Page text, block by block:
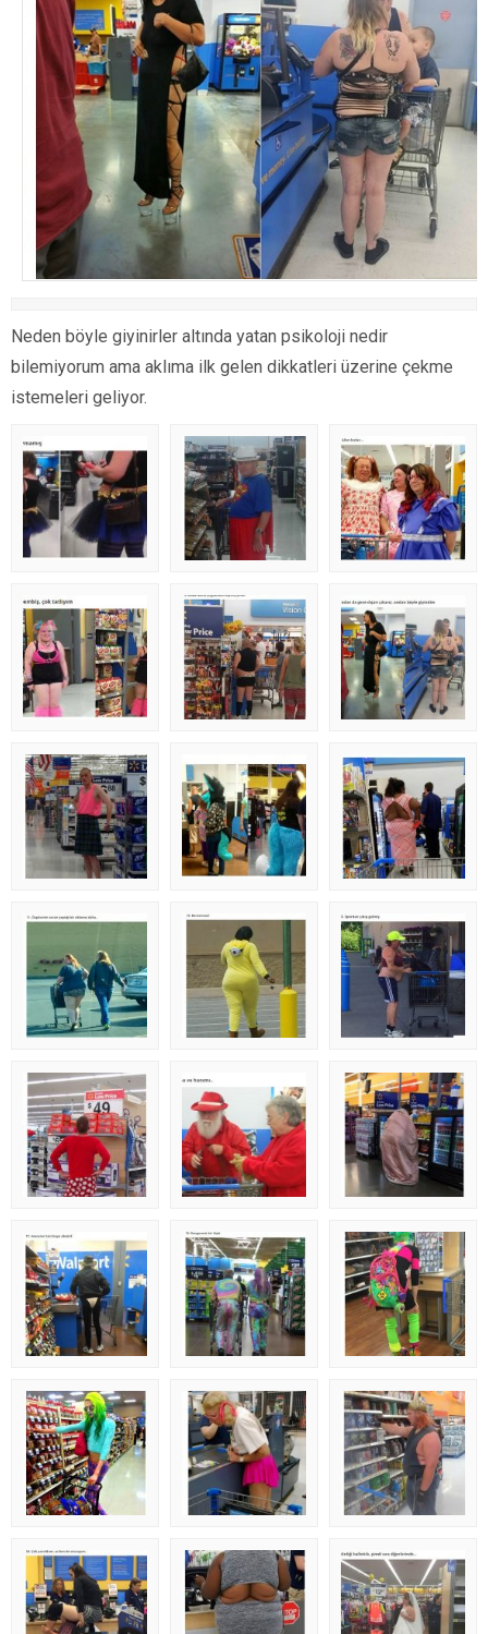
Neden böyle giyinirler altında yatan psikoloji nedir
bilemiyorum ama aklıma ilk gelen dikkatleri üzerine çekme
istemeleri geliyor.